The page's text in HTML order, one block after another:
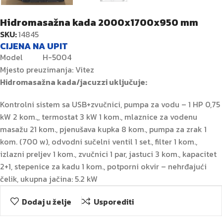
Hidromasažna kada 2000x1700x950 mm
SKU:14845
CIJENA NA UPIT
Model H-5004
Mjesto preuzimanja: Vitez
Hidromasažna kada/jacuzzi uključuje:
Kontrolni sistem sa USB+zvučnici, pumpa za vodu – 1 HP 0,75
kW 2 kom.,, termostat 3 kW 1 kom., mlaznice za vodenu
masažu 21 kom., pjenušava kupka 8 kom., pumpa za zrak 1
kom. (700 w), odvodni sučelni ventil 1 set., filter 1 kom.,
izlazni preljev 1 kom., zvučnici 1 par, jastuci 3 kom., kapacitet
2+1, stepenice za kadu 1 kom., potporni okvir – nehrđajući
čelik, ukupna jačina: 5.2 kW
Dodaj u želje
Usporediti